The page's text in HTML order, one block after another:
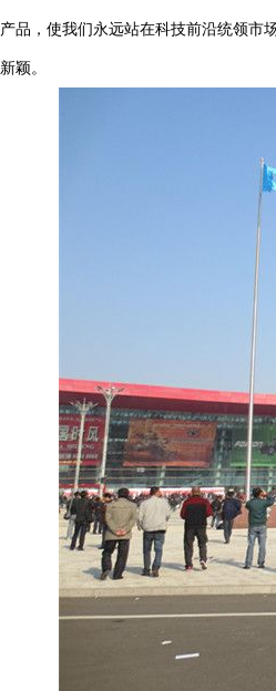
产品，使我们永远站在科技前沿统领市
新颖。